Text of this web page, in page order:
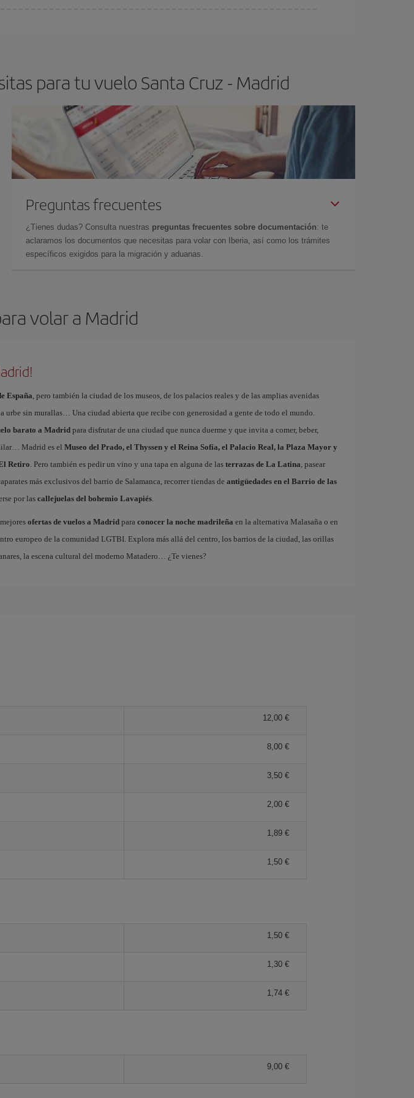
para tu vuelo Santa Cruz - Madrid
Preguntas frecuentes
¿Tienes dudas? Consulta nuestras preguntas frecuentes sobre documentación: te
aclaramos los documentos que necesitas para volar con Iberia, así como los trámites
específicos exigidos para la migración y aduanas.
volar a Madrid
España, pero también la ciudad de los museos, de los palacios reales y de las amplias avenidas
urbe sin murallas… Una ciudad abierta que recibe con generosidad a gente de todo el mundo.
barato a Madridpara disfrutar de una ciudad que nunca duerme y que invita a comer, beber,
Madrid es el Museo del Prado, el Thyssen y el Reina Sofía, el Palacio Real, la Plaza Mayor y
Retiro. Pero también es pedir un vino y una tapa en alguna de las terrazas de La Latina, pasear
más exclusivos del barrio de Salamanca, recorrer tiendas de antigüedades en el Barrio de las
por lascallejuelas del bohemio Lavapiés.
ofertas de vuelos a Madridpara conocer la noche madrileña en la alternativa Malasaña o en
europeo de la comunidad LGTBI. Explora más allá del centro, los barrios de la ciudad, las orillas
la escena cultural del moderno Matadero… ¿Te vienes?
12,00 €
8,00 €
3,50 €
2,00 €
1,89 €
1,50 €
1,50 €
1,30 €
1,74 €
9,00 €